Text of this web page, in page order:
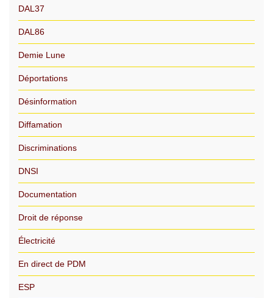
DAL37
DAL86
Demie Lune
Déportations
Désinformation
Diffamation
Discriminations
DNSI
Documentation
Droit de réponse
Électricité
En direct de PDM
ESP